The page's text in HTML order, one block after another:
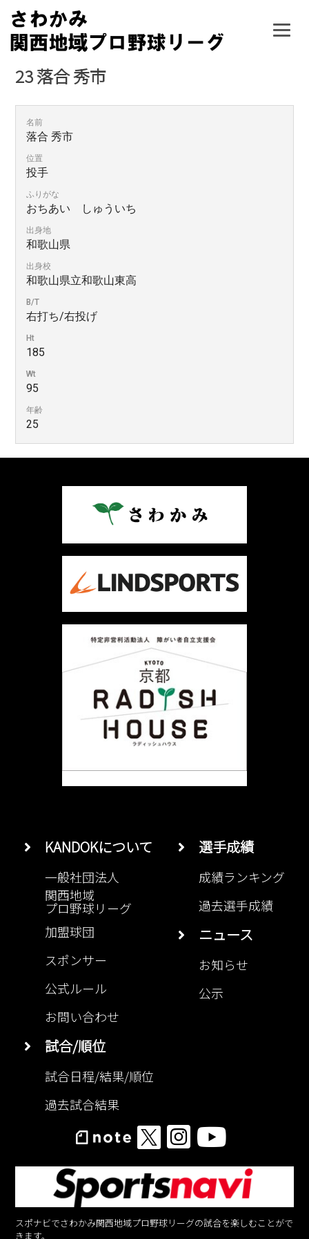
Skip
content
23落合 秀市
名前
落合 秀市
位置
投手
ふりがな
おちあい しゅういち
出身地
和歌山県
出身校
和歌山県立和歌山東高
B/T
右打ち/右投げ
Ht
185
Wt
95
年齢
25
KANDOKについて
一般社団法人
関西地域
プロ野球リーグ
加盟球団
スポンサー
公式ルール
お問い合わせ
試合/順位
試合日程/結果/順位
過去試合結果
選手成績
成績ランキング
過去選手成績
ニュース
お知らせ
公示
スポナビでさわかみ関西地域プロ野球リーグの試合を楽しむことがで
きます。